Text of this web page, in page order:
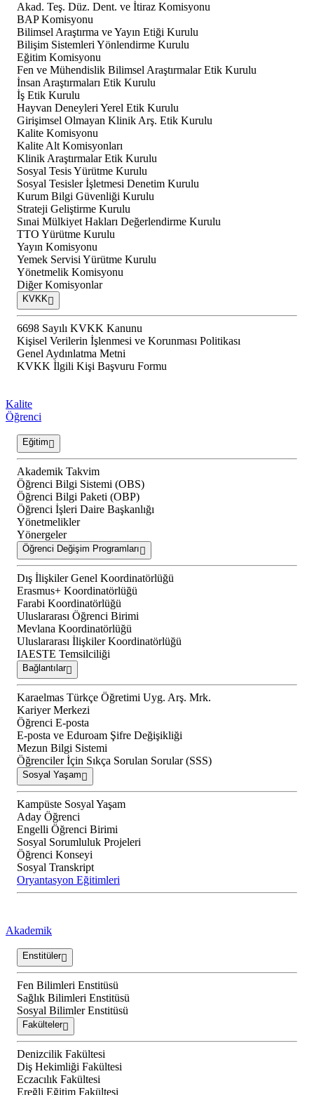
Akad. Teş. Düz. Dent. ve İtiraz Komisyonu
BAP Komisyonu
Bilimsel Araştırma ve Yayın Etiği Kurulu
Bilişim Sistemleri Yönlendirme Kurulu
Eğitim Komisyonu
Fen ve Mühendislik Bilimsel Araştırmalar Etik Kurulu
İnsan Araştırmaları Etik Kurulu
İş Etik Kurulu
Hayvan Deneyleri Yerel Etik Kurulu
Girişimsel Olmayan Klinik Arş. Etik Kurulu
Kalite Komisyonu
Kalite Alt Komisyonları
Klinik Araştırmalar Etik Kurulu
Sosyal Tesis Yürütme Kurulu
Sosyal Tesisler İşletmesi Denetim Kurulu
Kurum Bilgi Güvenliği Kurulu
Strateji Geliştirme Kurulu
Sınai Mülkiyet Hakları Değerlendirme Kurulu
TTO Yürütme Kurulu
Yayın Komisyonu
Yemek Servisi Yürütme Kurulu
Yönetmelik Komisyonu
Diğer Komisyonlar
KVKK
6698 Sayılı KVKK Kanunu
Kişisel Verilerin İşlenmesi ve Korunması Politikası
Genel Aydınlatma Metni
KVKK İlgili Kişi Başvuru Formu
Kalite
Öğrenci
Eğitim
Akademik Takvim
Öğrenci Bilgi Sistemi (OBS)
Öğrenci Bilgi Paketi (OBP)
Öğrenci İşleri Daire Başkanlığı
Yönetmelikler
Yönergeler
Öğrenci Değişim Programları
Dış İlişkiler Genel Koordinatörlüğü
Erasmus+ Koordinatörlüğü
Farabi Koordinatörlüğü
Uluslararası Öğrenci Birimi
Mevlana Koordinatörlüğü
Uluslararası İlişkiler Koordinatörlüğü
IAESTE Temsilciliği
Bağlantılar
Karaelmas Türkçe Öğretimi Uyg. Arş. Mrk.
Kariyer Merkezi
Öğrenci E-posta
E-posta ve Eduroam Şifre Değişikliği
Mezun Bilgi Sistemi
Öğrenciler İçin Sıkça Sorulan Sorular (SSS)
Sosyal Yaşam
Kampüste Sosyal Yaşam
Aday Öğrenci
Engelli Öğrenci Birimi
Sosyal Sorumluluk Projeleri
Öğrenci Konseyi
Sosyal Transkript
Oryantasyon Eğitimleri
Akademik
Enstitüler
Fen Bilimleri Enstitüsü
Sağlık Bilimleri Enstitüsü
Sosyal Bilimler Enstitüsü
Fakülteler
Denizcilik Fakültesi
Diş Hekimliği Fakültesi
Eczacılık Fakültesi
Ereğli Eğitim Fakültesi